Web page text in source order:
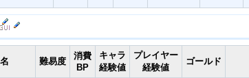
難易度
消費
BP
キャラ
経験値
プレイヤー
経験値
ゴールド